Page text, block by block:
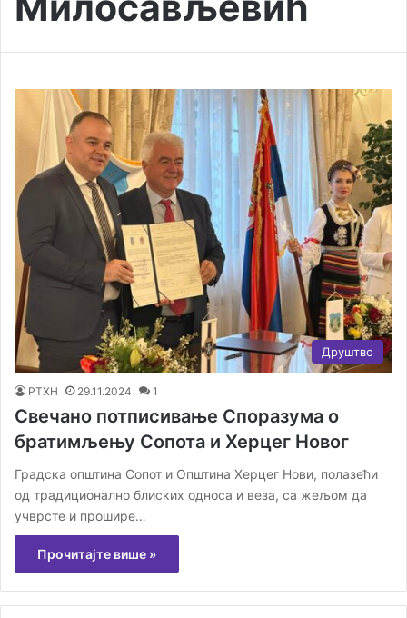
Друштво
РТХН 29.11.2024 1
Свечано потписивање Споразума о
братимљењу Сопота и Херцег Новог
Градска општина Сопот и Општина Херцег Нови, полазећи
од традиционално блиских односа и веза, са жељом да
учврсте и прошире…
Прочитајте више »